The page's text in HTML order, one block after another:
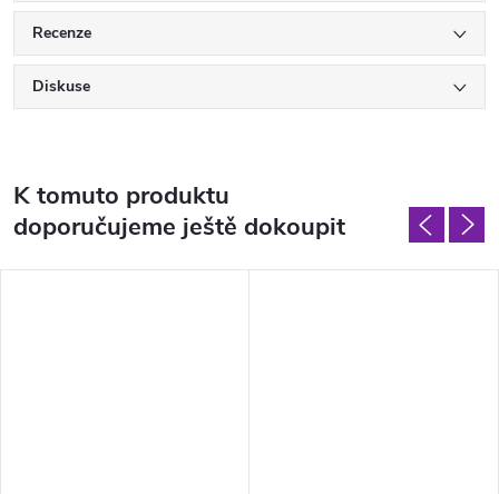
Recenze
Diskuse
K tomuto produktu
doporučujeme ještě dokoupit